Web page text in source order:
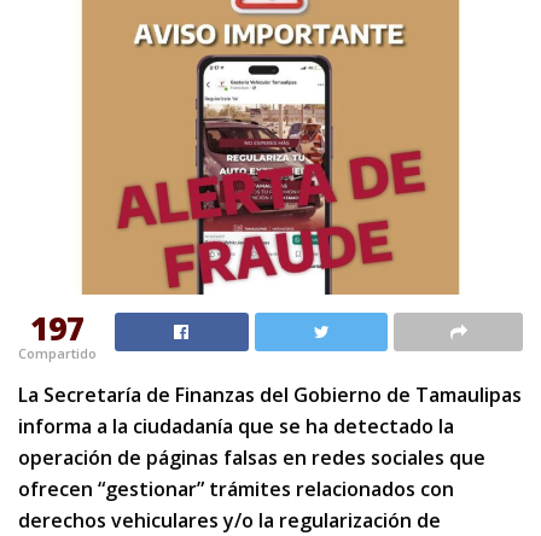
197
Compartido
La Secretaría de Finanzas del Gobierno de Tamaulipas
informa a la ciudadanía que se ha detectado la
operación de páginas falsas en redes sociales que
ofrecen “gestionar” trámites relacionados con
derechos vehiculares y/o la regularización de